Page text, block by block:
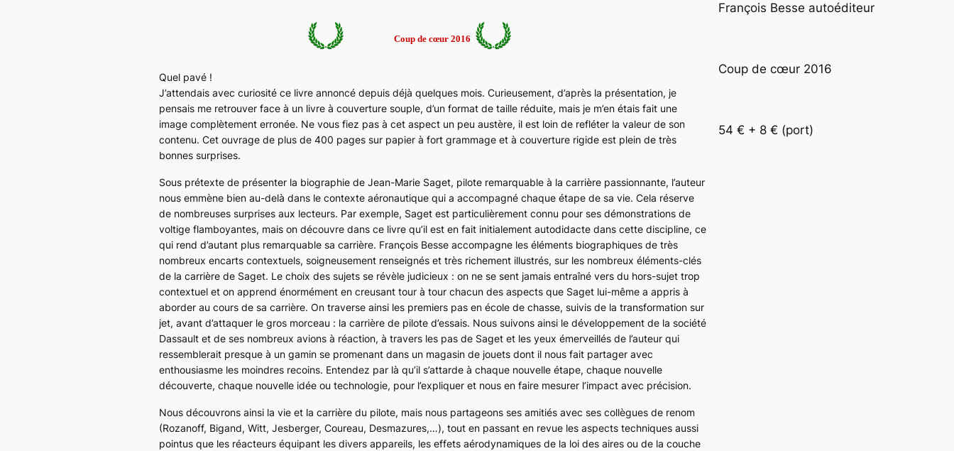
Coup de cœur 2016
Quel pavé !
J’attendais avec curiosité ce livre annoncé depuis déjà quelques mois. Curieusement, d’après la présentation, je
pensais me retrouver face à un livre à couverture souple, d’un format de taille réduite, mais je m’en étais fait une
image complètement erronée. Ne vous fiez pas à cet aspect un peu austère, il est loin de refléter la valeur de son
contenu. Cet ouvrage de plus de 400 pages sur papier à fort grammage et à couverture rigide est plein de très
bonnes surprises.
Sous prétexte de présenter la biographie de Jean-Marie Saget, pilote remarquable à la carrière passionnante, l’auteur
nous emmène bien au-delà dans le contexte aéronautique qui a accompagné chaque étape de sa vie. Cela réserve
de nombreuses surprises aux lecteurs. Par exemple, Saget est particulièrement connu pour ses démonstrations de
voltige flamboyantes, mais on découvre dans ce livre qu’il est en fait initialement autodidacte dans cette discipline, ce
qui rend d’autant plus remarquable sa carrière. François Besse accompagne les éléments biographiques de très
nombreux encarts contextuels, soigneusement renseignés et très richement illustrés, sur les nombreux éléments-clés
de la carrière de Saget. Le choix des sujets se révèle judicieux : on ne se sent jamais entraîné vers du hors-sujet trop
contextuel et on apprend énormément en creusant tour à tour chacun des aspects que Saget lui-même a appris à
aborder au cours de sa carrière. On traverse ainsi les premiers pas en école de chasse, suivis de la transformation sur
jet, avant d’attaquer le gros morceau : la carrière de pilote d’essais. Nous suivons ainsi le développement de la société
Dassault et de ses nombreux avions à réaction, à travers les pas de Saget et les yeux émerveillés de l’auteur qui
ressemblerait presque à un gamin se promenant dans un magasin de jouets dont il nous fait partager avec
enthousiasme les moindres recoins. Entendez par là qu’il s’attarde à chaque nouvelle étape, chaque nouvelle
découverte, chaque nouvelle idée ou technologie, pour l’expliquer et nous en faire mesurer l’impact avec précision.
Nous découvrons ainsi la vie et la carrière du pilote, mais nous partageons ses amitiés avec ses collègues de renom
(Rozanoff, Bigand, Witt, Jesberger, Coureau, Desmazures,…), tout en passant en revue les aspects techniques aussi
pointus que les réacteurs équipant les divers appareils, les effets aérodynamiques de la loi des aires ou de la couche
François Besse autoéditeur
Coup de cœur 2016
54 € + 8 € (port)